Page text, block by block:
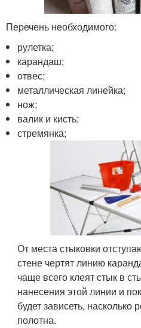
Перечень необходимого:
рулетка;
карандаш;
отвес;
металлическая линейка;
нож;
валик и кисть;
стремянка;
От места стыковки
стене чертят линию
чаще всего клеят стык в
нанесения этой линии и
будет зависеть,
полотна.